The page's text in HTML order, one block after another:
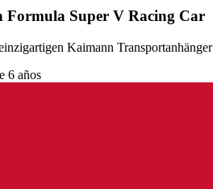
Formula Super V Racing Car
Kaimann Transportanhänger
6 años